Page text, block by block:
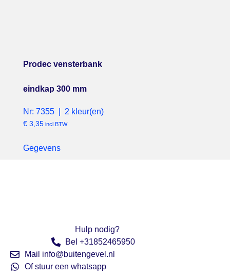
Prodec vensterbank
eindkap 300 mm
Nr: 7355 | 2 kleur(en)
€ 3,35 incl BTW
Gegevens
Hulp nodig?
Bel +31852465950
Mail info@buitengevel.nl
Of stuur een whatsapp